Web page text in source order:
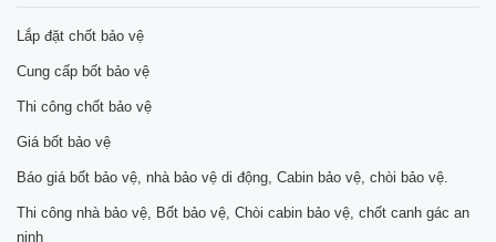
Lắp đặt chốt bảo vệ
Cung cấp bốt bảo vệ
Thi công chốt bảo vệ
Giá bốt bảo vệ
Báo giá bốt bảo vệ, nhà bảo vệ di động, Cabin bảo vệ, chòi bảo vệ.
Thi công nhà bảo vệ, Bốt bảo vệ, Chòi cabin bảo vệ, chốt canh gác an
ninh